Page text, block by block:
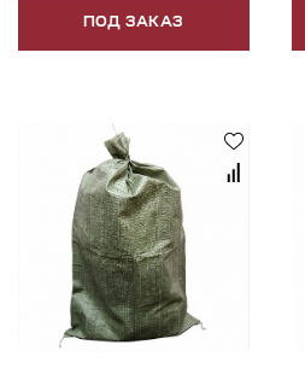
ПОД ЗАКАЗ